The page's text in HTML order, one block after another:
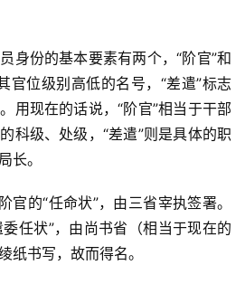
份的基本要素有两个，“阶官”和
官位级别高低的名号，“差遣”标志
用现在的话说，“阶官”相当于干部
科级、处级，“差遣”则是具体的职
长。
的“任命状”，由三省宰执签署。
委任状”，由尚书省（相当于现在的
纸书写，故而得名。